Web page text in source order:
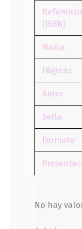
(ISBN)
Marca
Páginas
Autor
Sello
Formato
No hay